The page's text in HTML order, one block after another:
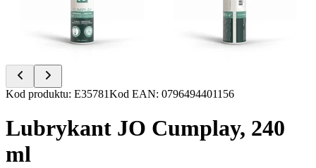
Item
of
Kod produktu: E35781Kod EAN: 0796494401156
Lubrykant JO Cumplay, 240
ml